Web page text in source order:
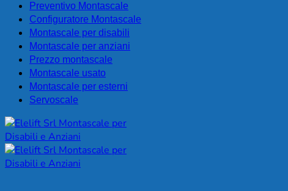
Preventivo Montascale
Configuratore Montascale
Montascale per disabili
Montascale per anziani
Prezzo montascale
Montascale usato
Montascale per esterni
Servoscale